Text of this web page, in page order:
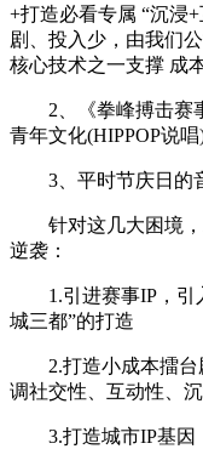
+打造必看专属 “沉浸
剧、投入少，由我们
核心技术之一支撑 成
2、《拳峰搏击赛事
青年文化(HIPPOP说
3、平时节庆日的
针对这几大困境，
逆袭：
1.引进赛事IP，引
城三都”的打造
2.打造小成本擂台
调社交性、互动性、
3.打造城市IP基因